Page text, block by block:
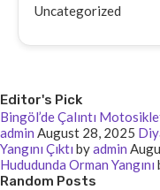
Uncategorized
Editor's Pick
Bingöl’de Çalıntı
admin August 28, 2025
Yangını Çıktı byadmin
Hududunda Orman Yangını
Random Posts